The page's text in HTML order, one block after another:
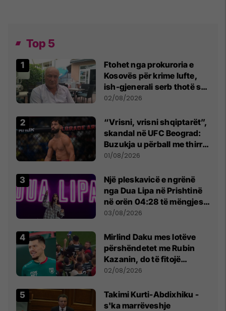
Top 5
Ftohet nga prokuroria e
Kosovës për krime lufte,
ish-gjenerali serb thotë se
dikush e tradhtoi në
02/08/2026
“Vrisni, vrisni shqiptarët”,
skandal në UFC Beograd:
Buzukja u përball me thirrje
anti-shqiptare nga
01/08/2026
Një pleskavicë e ngrënë
nga Dua Lipa në Prishtinë
në orën 04:28 të mëngjesit
- dhe bota digjitale serbe
03/08/2026
Mirlind Daku mes lotëve
përshëndetet me Rubin
Kazanin, do të fitojë
miliona te Spartak Moska
02/08/2026
Takimi Kurti-Abdixhiku -
s'ka marrëveshje